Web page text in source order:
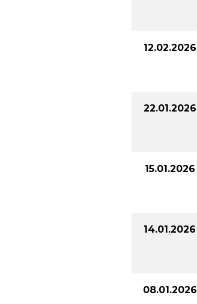
12.02.2026
22.01.2026
15.01.2026
14.01.2026
08.01.2026